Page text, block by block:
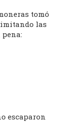
tomó
las
pena:
escaparon